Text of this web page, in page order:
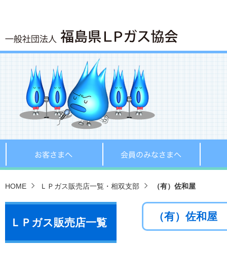
お客さまへ 会員の
HOME ＬＰガス販売店一覧・相双支部 （有）佐和屋
（有）佐和屋
ＬＰガス販売店一覧